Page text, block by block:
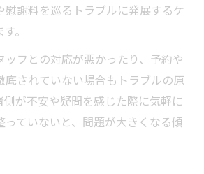
きの歯科トラブル相談先
ンターで歯科トラブルを相談
費者センターの活用と注意点
ル対応の公的機関を知って安心
に頼れる歯科相談機関比較
慰謝料を巡るトラブルに発展するケ
。
ッフとの対応が悪かったり、予約や
底されていない場合もトラブルの原
が不安や疑問を感じた際に気軽に
ていないと、問題が大きくなる傾